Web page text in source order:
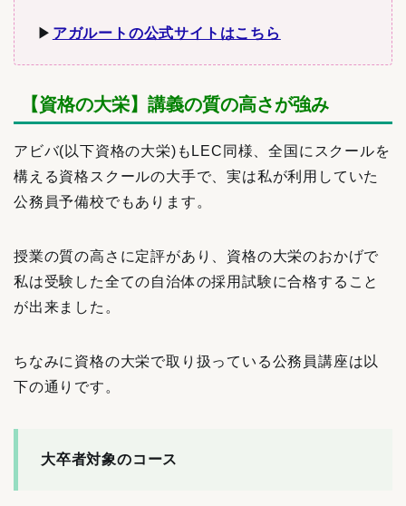
▶︎ アガルートの公式サイトはこちら
【資格の大栄】講義の質の高さが強み
アビバ(以下資格の大栄)もLEC同様、全国にスクールを
構える資格スクールの大手で、実は私が利用していた
公務員予備校でもあります。
授業の質の高さに定評があり、資格の大栄のおかげで
私は受験した全ての自治体の採用試験に合格すること
が出来ました。
ちなみに資格の大栄で取り扱っている公務員講座は以
下の通りです。
大卒者対象のコース